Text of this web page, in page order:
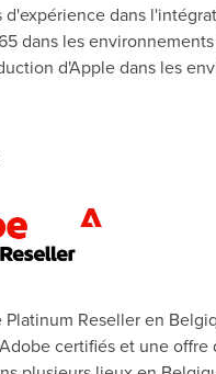
d'expérience dans
dans les
d'Apple dans les
Reseller en
certifiés et une offre